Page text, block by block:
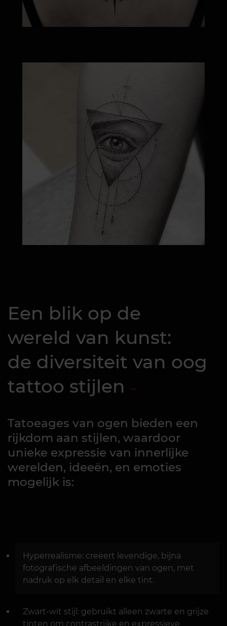
Een blik op de
wereld van kunst:
de diversiteit van oog
tattoo stijlen
Tatoeages van ogen bieden een
rijkdom aan stijlen, waardoor
unieke expressie van innerlijke
werelden, ideeën, en emoties
mogelijk is:
Hyperrealisme: creëert levendige, bijna
fotografische afbeeldingen van ogen, met
nadruk op elk detail en elke tint.
Zwart-wit stijl: gebruikt alleen zwarte en grijze
tinten om contrastrijke en expressieve